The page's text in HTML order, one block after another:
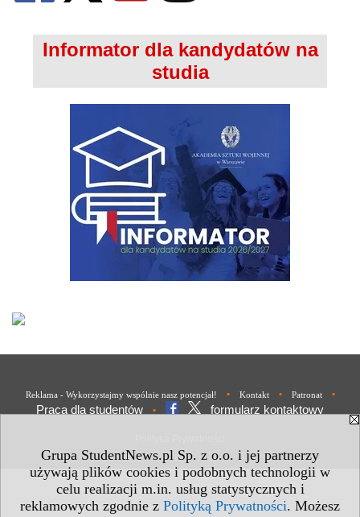
Grupa StudentNews.pl Sp. z o.o. i jej partnerzy
używają plików cookies i podobnych technologii w
celu realizacji m.in. usług statystycznych i
reklamowych zgodnie z Polityką Prywatności. Możesz
Informator dla kandydatów na
studia
Reklama - Wykorzystajmy wspólnie nasz potencjał! • Kontakt • Patronat •
Praca dla studentów • formularz kontaktowy